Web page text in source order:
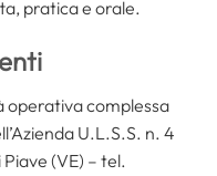
pratica e orale.
operativa complessa
U.L.S.S. n. 4
(VE) – tel.